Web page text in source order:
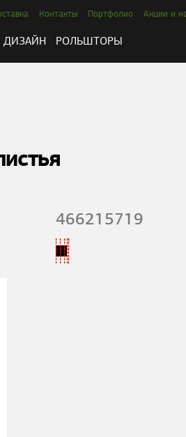
Контакты Портфолио Акции и
ДИЗАЙН РОЛЬШТОРЫ
466215719